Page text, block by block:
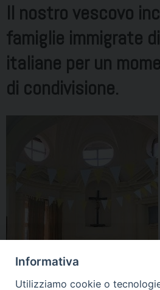
Il nostro vescovo
famiglie immigrate
italiane per un
di condivisione.
Informativa
Utilizziamo cookie o